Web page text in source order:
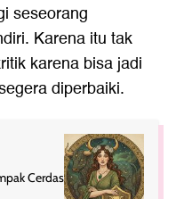
seseorang
Karena itu tak
karena bisa jadi
diperbaiki.
Cerdas